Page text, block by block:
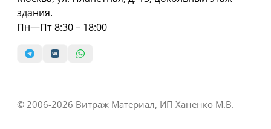
здания.
Пн—Пт 8:30 – 18:00
© 2006-2026 Витраж Материал, ИП Ханенко М.В.